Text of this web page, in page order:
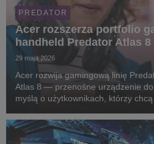
PREDATOR
Acer rozszerza portfolio
handheld Predator Atlas 8
29 maja 2026
Acer rozwija gamingową linię
Atlas 8 — przenośne urządzenie
myślą o użytkownikach, którzy
handheld łączy procesory Intel Arc